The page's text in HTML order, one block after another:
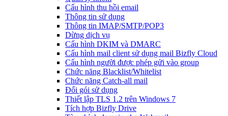
Cấu hình thu hồi email
Thông tin sử dụng
Thông tin IMAP/SMTP/POP3
Dừng dịch vụ
Cấu hình DKIM và DMARC
Cấu hình mail client sử dụng mail Bizfly Cloud
Cấu hình người được phép gửi vào group
Chức năng Blacklist/Whitelist
Chức năng Catch-all mail
Đổi gói sử dụng
Thiết lập TLS 1.2 trên Windows 7
Tích hợp Bizfly Drive